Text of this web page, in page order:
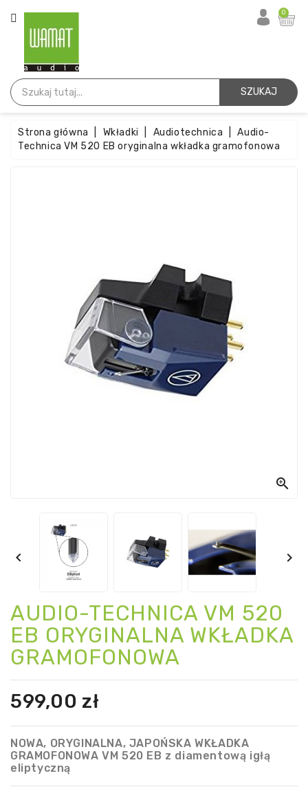
KATEGORIA
Główna
Igły
Wkładki
0
SZUKAJ
Strona główna Wkładki Audiotechnica
Audio-
Technica VM 520 EB oryginalna wkładka gramofonowa

 
AUDIO-TECHNICA VM 520
EB ORYGINALNA WKŁADKA
GRAMOFONOWA
599,00 zł
NOWA, ORYGINALNA, JAPOŃSKA WKŁADKA
GRAMOFONOWA VM 520 EB z diamentową igłą
eliptyczną